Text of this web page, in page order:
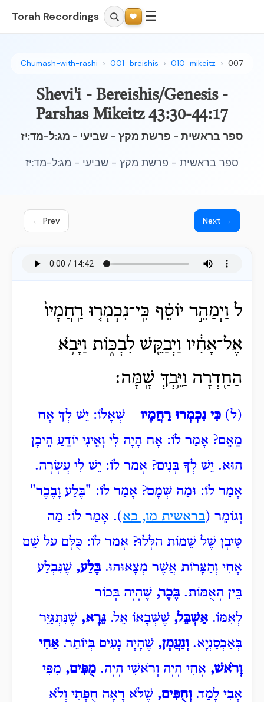
Torah Recordings ☰
Chumash-with-rashi 001_breishis 010_mikeitz 007
Shevi'i - Bereishis/Genesis -
Parshas Mikeitz 43:30-44:17
ספר בראשית - פרשת מקץ - שביעי - מג:ל-מד:יז
ספר בראשית - פרשת מקץ - שביעי - מג:ל-מד:יז
← Prev Next →
ל וַיְמַהֵ֣ר יוֹסֵ֗ף כִּֽי־נִכְמְר֤וּ רַֽחֲמָיו֙
אֶל־אָחִ֔יו וַיְבַקֵּ֖שׁ לִבְכּ֑וֹת וַיָּבֹ֥א
הַחַ֖דְרָה וַיֵּ֥בְךְּ שָֽׁמָּה׃
(ל) כִּי נִכְמְרוּ רַחֲמָיו – שְׁאָלוֹ: יֵשׁ לְךָ אָח
מֵאֵם? אָמַר לוֹ: אָח הָיָה לִי וְאֵינִי יוֹדֵעַ הֵיכָן
הוּא. יֵשׁ לְךָ בָּנִים? אָמַר לוֹ: יֵשׁ לִי עֲשָׂרָה.
אָמַר לוֹ: וּמַה שְּׁמָם? אָמַר לוֹ: "בֶּלַע וָבֶכֶר"
וְגוֹמֵר (בראשית מו, כא). אָמַר לוֹ: מַה
טִּיבָן שֶׁל שֵׁמוֹת הַלָּלוּ? אָמַר לוֹ: כֻּלָּם עַל שֵׁם
אָחִי וְהַצָּרוֹת אֲשֶׁר מְצָאוּהוּ.בֶּלַע, שֶׁנִּבְלַע
בֵּין הָאֻמּוֹת.בֶּכֶר, שֶׁהָיָה בְּכוֹר
לְאִמּוֹ. אַשְׁבֵּל, שֶׁשְּׁבָאוֹ אֵל. גֵּרָא, שֶׁנִּתְגַּיֵּר
בְּאַכְסַנְיָא.וְנַעֲמָן, שֶׁהָיָה נָעִים בְּיוֹתֵר. אֵחִי
וָרֹאשׁ, אָחִי הָיָה וְרֹאשִׁי הָיָה. מֻפִּים, מִפִּי
אָבִי לָמַד.וְחֻפִּים, שֶׁלֹּא רָאָה חֻפָּתִי וְלֹא